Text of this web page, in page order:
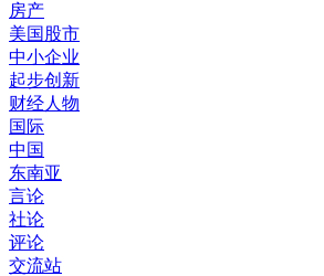
房产
美国股市
中小企业
起步创新
财经人物
国际
中国
东南亚
言论
社论
评论
交流站